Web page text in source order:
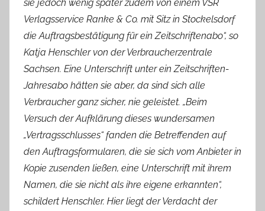
sie jedoch wenig später zudem von einem VSR
Verlagsservice Ranke & Co. mit Sitz in Stockelsdorf
die Auftragsbestätigung für ein Zeitschriftenabo“, so
Katja Henschler von der Verbraucherzentrale
Sachsen. Eine Unterschrift unter ein Zeitschriften-
Jahresabo hätten sie aber, da sind sich alle
Verbraucher ganz sicher, nie geleistet. „Beim
Versuch der Aufklärung dieses wundersamen
„Vertragsschlusses“ fanden die Betreffenden auf
den Auftragsformularen, die sie sich vom Anbieter in
Kopie zusenden ließen, eine Unterschrift mit ihrem
Namen, die sie nicht als ihre eigene erkannten“,
schildert Henschler. Hier liegt der Verdacht der